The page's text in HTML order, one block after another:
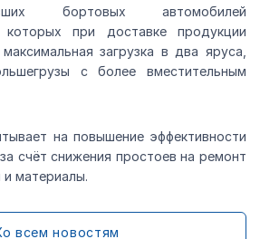
бортовых автомобилей
при доставке продукции
загрузка в два яруса,
с более вместительным
на повышение эффективности
счёт снижения простоев на ремонт
и материалы.
всем новостям